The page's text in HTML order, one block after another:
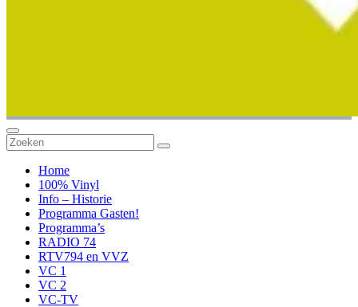
Home
100% Vinyl
Info – Historie
Programma Gasten!
Programma’s
RADIO 74
RTV794 en VVZ
VC 1
VC 2
VC-TV